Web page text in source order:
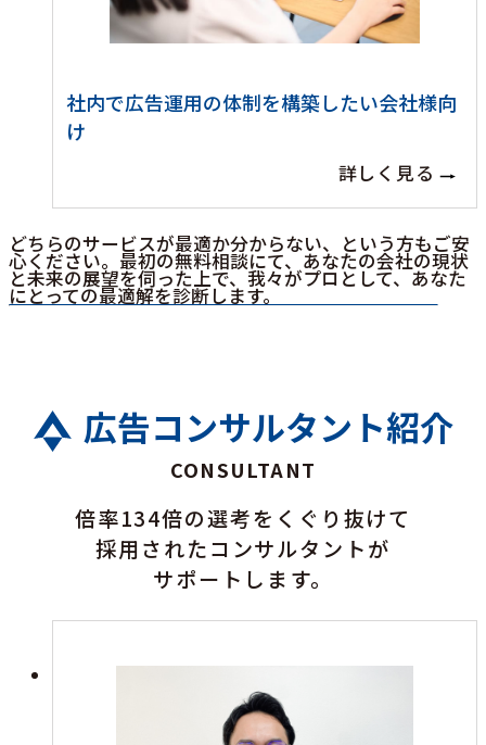
社内で広告運用の体制を構築したい会社様向
け
詳しく見る
どちらのサービスが最適か分からない、という方もご安
心ください。最初の無料相談にて、あなたの会社の現状
と未来の展望を伺った上で、我々がプロとして、あなた
にとっての最適解を診断します。
広告コンサルタント紹介
CONSULTANT
倍率134倍の選考をくぐり抜けて
採用されたコンサルタントが
サポートします。